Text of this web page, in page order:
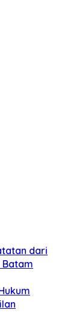
dari
Batam